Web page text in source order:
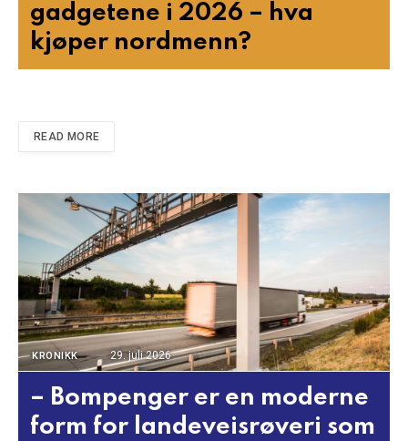
gadgetene i 2026 – hva
kjøper nordmenn?
READ MORE
KRONIKK 29. juli 2026
– Bompenger er en moderne
form for landeveisrøveri som